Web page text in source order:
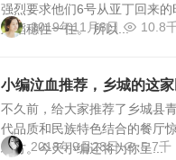
强烈要求他们6号从亚丁回来
来稻穗住一住。 所以...
2019年11月8日 10.8
小编泣血推荐，乡城的这
不久前，给大家推荐了乡城县
代品质和民族特色结合的餐厅
地方。今天小编还将为你呈...
2018年9月28日 5.7千